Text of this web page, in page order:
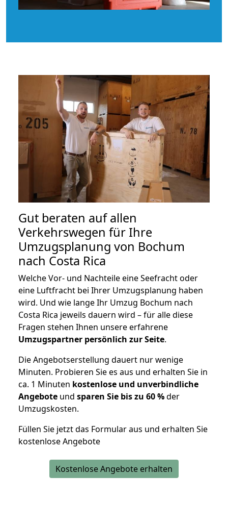
Gut beraten auf allen
Verkehrswegen für Ihre
Umzugsplanung von Bochum
nach Costa Rica
Welche Vor- und Nachteile eine Seefracht oder
eine Luftfracht bei Ihrer Umzugsplanung haben
wird. Und wie lange Ihr Umzug Bochum nach
Costa Rica jeweils dauern wird – für alle diese
Fragen stehen Ihnen unsere erfahrene
Umzugspartner persönlich zur Seite.
Die Angebotserstellung dauert nur wenige
Minuten. Probieren Sie es aus und erhalten Sie in
ca. 1 Minuten kostenlose und unverbindliche
Angebote und sparen Sie bis zu 60 %der
Umzugskosten.
Füllen Sie jetzt das Formular aus und erhalten Sie
kostenlose Angebote
Kostenlose Angebote erhalten